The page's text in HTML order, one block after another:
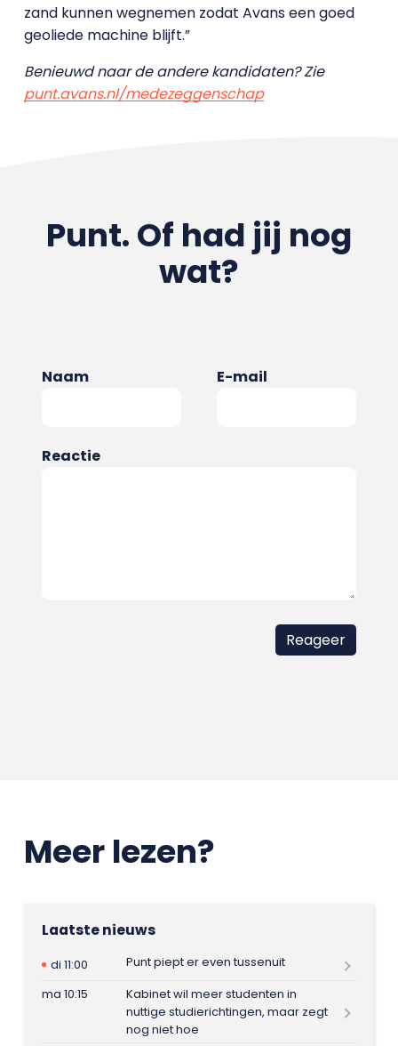
zand kunnen wegnemen zodat Avans een goed
geoliede machine blijft.”
Benieuwd naar de andere kandidaten? Zie
punt.avans.nl/medezeggenschap
Punt. Of had jij nog
wat?
Naam E-mail
Reactie
Meer lezen?
Laatste nieuws
di 11:00
Punt piept er even tussenuit
ma 10:15
Kabinet wil meer studenten in
nuttige studierichtingen, maar zegt
nog niet hoe